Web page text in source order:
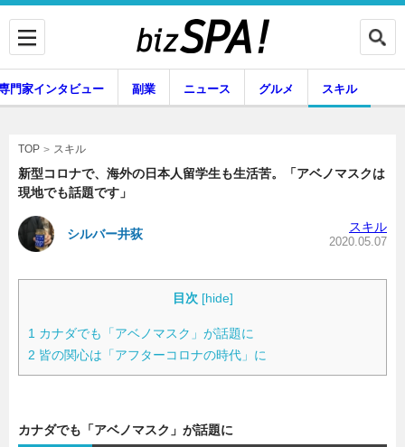
専門家インタビュー
暮らし
門家インタビュー 副業 ニュース グルメ スキル
TOP スキル
新型コロナで、海外の日本人留学生も生活苦。「アベノマスクは
現地でも話題です」
シルバー井荻 スキル
2020.05.07
目次 [hide]
1 カナダでも「アベノマスク」が話題に
2 皆の関心は「アフターコロナの時代」に
カナダでも「アベノマスク」が話題に